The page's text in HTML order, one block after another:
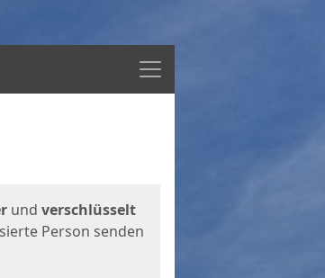
Menü
und verschlüsselt
Person senden